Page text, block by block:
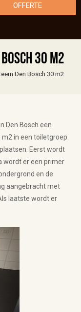
OFFERTE
30 m2
Den Bosch 30 m2
Den Bosch een
in een toiletgroep.
Eerst wordt
wordt er een primer
en de
aangebracht met
laatste wordt er